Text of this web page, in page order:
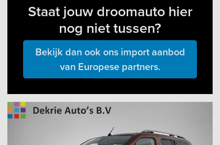
Staat jouw droomauto hier
nog niet tussen?
Bekijk dan ook ons import aanbod
van Europese partners.